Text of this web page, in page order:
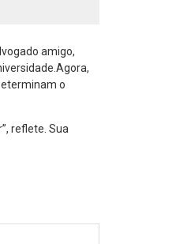
amigo,
o
reflete. Sua